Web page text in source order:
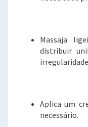
Massaja
distribuir
Aplica um
necessário.